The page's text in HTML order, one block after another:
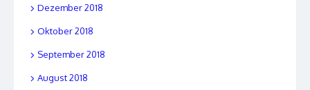
Dezember 2018
Oktober 2018
September 2018
August 2018